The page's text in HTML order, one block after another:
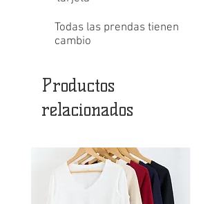
Todas las prendas tienen
cambio
Productos
relacionados